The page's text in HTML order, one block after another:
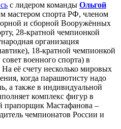
с лидером команды Ольгой
мастером спорта РФ, членом
и сборной Вооружённых
28-кратной чемпионкой
организация
18-кратной чемпионкой
военного спорта) в
её счету несколько мировых
когда парашютисту надо
а также в индивидуальной
комплекс фигур в
прапорщик Мастафанова –
чемпионатов России и